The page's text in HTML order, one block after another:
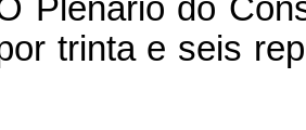
Plenário do
trinta e seis